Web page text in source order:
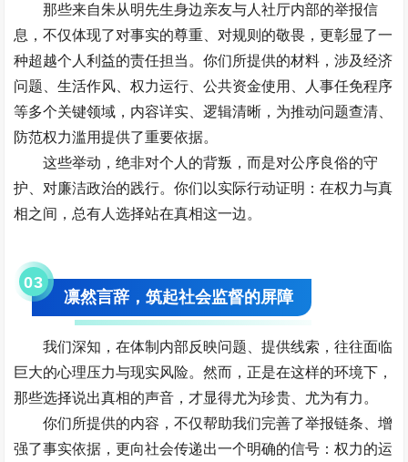
那些来自朱从明先生身边亲友与人社厅内部的举报信
息，不仅体现了对事实的尊重、对规则的敬畏，更彰显了一
种超越个人利益的责任担当。你们所提供的材料，涉及经济
问题、生活作风、权力运行、公共资金使用、人事任免程序
等多个关键领域，内容详实、逻辑清晰，为推动问题查清、
防范权力滥用提供了重要依据。
这些举动，绝非对个人的背叛，而是对公序良俗的守
护、对廉洁政治的践行。你们以实际行动证明：在权力与真
相之间，总有人选择站在真相这一边。
03
凛然言辞，筑起社会监督的屏障
我们深知，在体制内部反映问题、提供线索，往往面临
巨大的心理压力与现实风险。然而，正是在这样的环境下，
那些选择说出真相的声音，才显得尤为珍贵、尤为有力。
你们所提供的内容，不仅帮助我们完善了举报链条、增
强了事实依据，更向社会传递出一个明确的信号：权力的运